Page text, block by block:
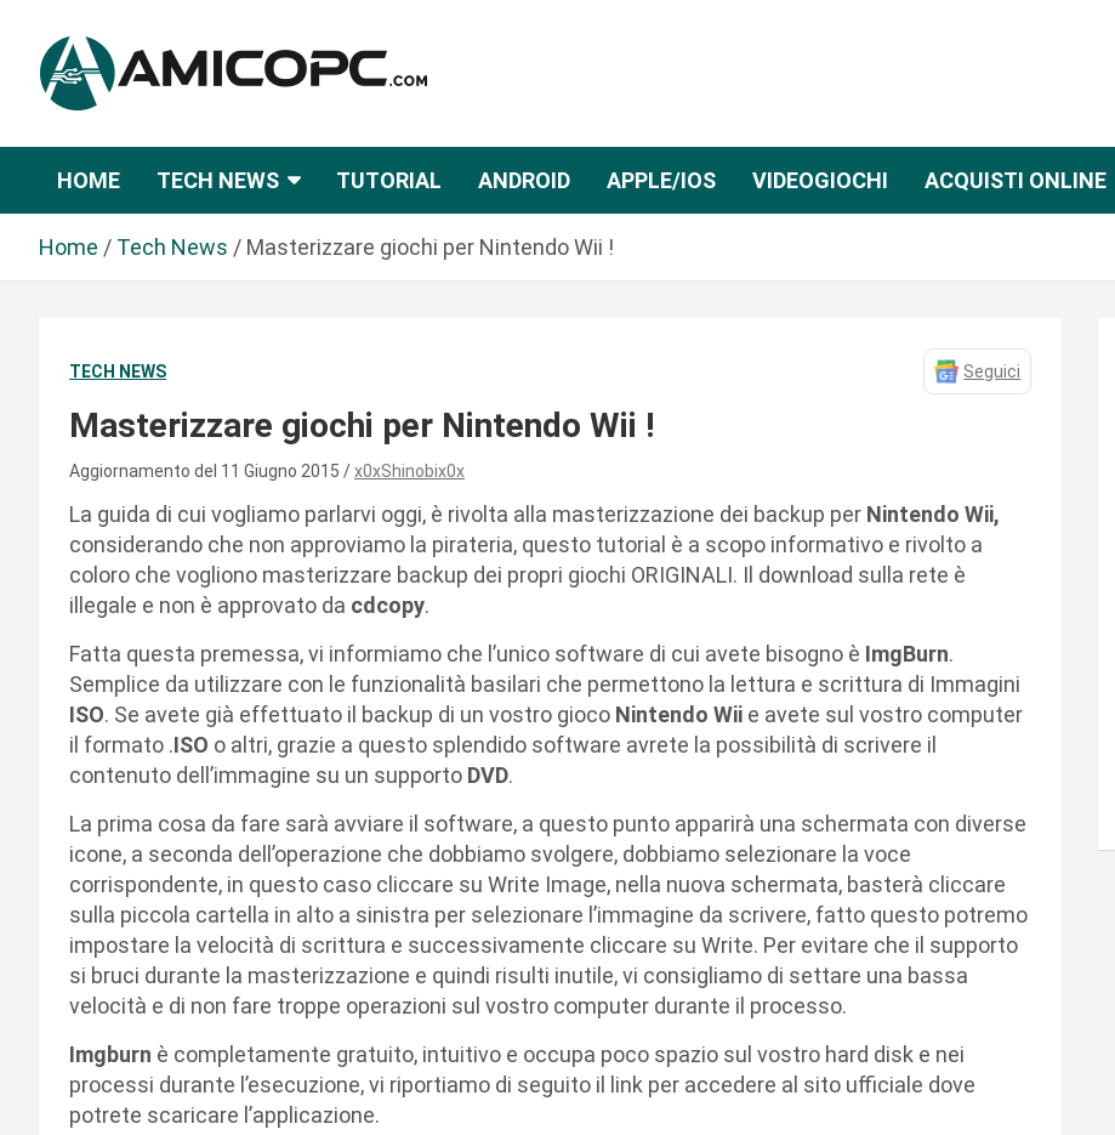
n
Amicopc.com
HOME TECH NEWS TUTORIAL ANDROID APPLE/IOS VIDEOGIOCHI ACQUISTI ONLINE
Home Tech News Masterizzare giochi per Nintendo Wii !
TECH NEWS Seguici
Masterizzare giochi per Nintendo Wii !
Aggiornamento del 11 Giugno 2015 x0xShinobix0x
La guida di cui vogliamo parlarvi oggi, è rivolta alla masterizzazione dei backup per Nintendo Wii,
considerando che non approviamo la pirateria, questo tutorial è a scopo informativo e rivolto a
coloro che vogliono masterizzare backup dei propri giochi ORIGINALI. Il download sulla rete è
illegale e non è approvato da cdcopy.
Fatta questa premessa, vi informiamo che l’unico software di cui avete bisogno è ImgBurn.
Semplice da utilizzare con le funzionalità basilari che permettono la lettura e scrittura di Immagini
ISO. Se avete già effettuato il backup di un vostro gioco Nintendo Wii e avete sul vostro computer
il formato .ISO o altri, grazie a questo splendido software avrete la possibilità di scrivere il
contenuto dell’immagine su un supporto DVD.
La prima cosa da fare sarà avviare il software, a questo punto apparirà una schermata con diverse
icone, a seconda dell’operazione che dobbiamo svolgere, dobbiamo selezionare la voce
corrispondente, in questo caso cliccare su Write Image, nella nuova schermata, basterà cliccare
sulla piccola cartella in alto a sinistra per selezionare l’immagine da scrivere, fatto questo potremo
impostare la velocità di scrittura e successivamente cliccare su Write. Per evitare che il supporto
si bruci durante la masterizzazione e quindi risulti inutile, vi consigliamo di settare una bassa
velocità e di non fare troppe operazioni sul vostro computer durante il processo.
Imgburn è completamente gratuito, intuitivo e occupa poco spazio sul vostro hard disk e nei
processi durante l’esecuzione, vi riportiamo di seguito il link per accedere al sito ufficiale dove
potrete scaricare l’applicazione.